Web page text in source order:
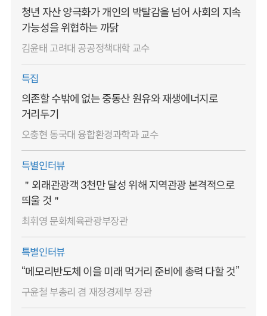
청년 자산 양극화가 개인의 박탈감을 넘어 사회의 지속
가능성을 위협하는 까닭
김윤태 고려대 공공정책대학 교수
특집
의존할 수밖에 없는 중동산 원유와 재생에너지로
거리두기
오충현 동국대 융합환경과학과 교수
특별인터뷰
＂외래관광객 3천만 달성 위해 지역관광 본격적으로
띄울 것＂
최휘영 문화체육관광부장관
특별인터뷰
“메모리반도체 이을 미래 먹거리 준비에 총력 다할 것”
구윤철 부총리 겸 재정경제부 장관